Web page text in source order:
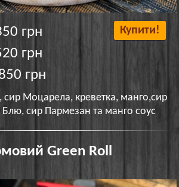
грн
грн
грн
Купити!
сир Моцарела, креветка, манго,сир
сир Пармезан та манго соус
Green Roll